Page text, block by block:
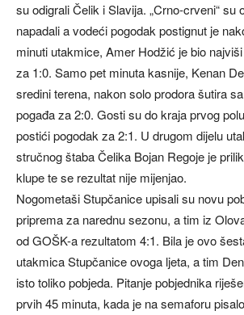
su odigrali Čelik i Slavija. „Crno-crveni“ su
napadali a vodeći pogodak postignut je
minuti utakmice, Amer Hodžić je bio
za 1:0. Samo pet minuta kasnije, Kenan
sredini terena, nakon solo prodora šutira
pogađa za 2:0. Gosti su do kraja prvog
postići pogodak za 2:1. U drugom dijelu
stručnog štaba Čelika Bojan Regoje je
klupe te se rezultat nije mijenjao.
Nogometaši Stupčanice upisali su novu
priprema za narednu sezonu, a tim iz
od GOŠK-a rezultatom 4:1. Bila je ovo
utakmica Stupčanice ovoga ljeta, a tim
isto toliko pobjeda. Pitanje pobjednika
prvih 45 minuta, kada je na semaforu